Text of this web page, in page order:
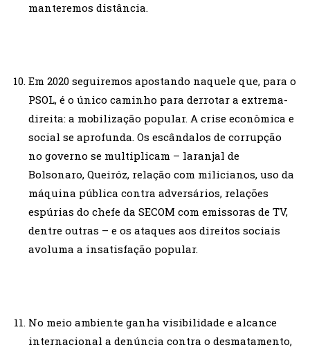
manteremos distância.
Em 2020 seguiremos apostando naquele que, para o
PSOL, é o único caminho para derrotar a extrema-
direita: a mobilização popular. A crise econômica e
social se aprofunda. Os escândalos de corrupção
no governo se multiplicam – laranjal de
Bolsonaro, Queiróz, relação com milicianos, uso da
máquina pública contra adversários, relações
espúrias do chefe da SECOM com emissoras de TV,
dentre outras – e os ataques aos direitos sociais
avoluma a insatisfação popular.
No meio ambiente ganha visibilidade e alcance
internacional a denúncia contra o desmatamento,